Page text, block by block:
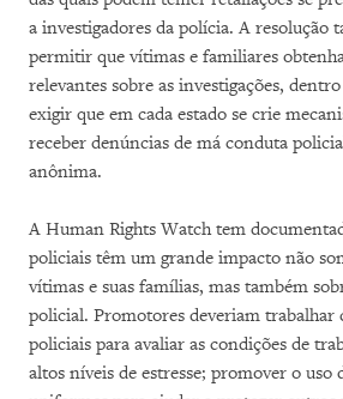
a investigadores da polícia. A resolução
permitir que vítimas e familiares
relevantes sobre as investigações,
exigir que em cada estado se crie
receber denúncias de má conduta
anônima.
A Human Rights Watch tem
policiais têm um grande impacto não
vítimas e suas famílias, mas também
policial. Promotores deveriam trabalhar
policiais para avaliar as condições de
altos níveis de estresse; promover o uso